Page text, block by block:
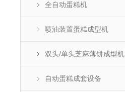
全自动蛋糕机
喷油装置蛋糕成型机
双头/单头芝麻薄饼成型机
自动蛋糕成套设备